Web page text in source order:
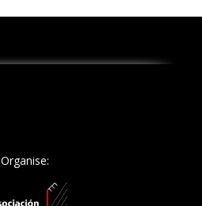
Organise: